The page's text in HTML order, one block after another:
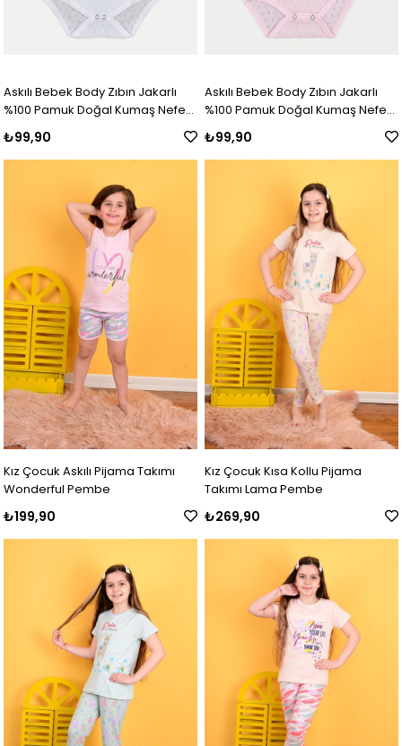
Askılı Bebek Body Zıbın Jakarlı
%100 Pamuk Doğal Kumaş Nefes
Alan Beyaz
₺99,90
Askılı Bebek Body Zıbın Jakarlı
%100 Pamuk Doğal Kumaş Nefes
Alan Pembe
₺99,90
Kız Çocuk Askılı Pijama Takımı
Wonderful Pembe
₺199,90
Kız Çocuk Kısa Kollu Pijama
Takımı Lama Pembe
₺269,90